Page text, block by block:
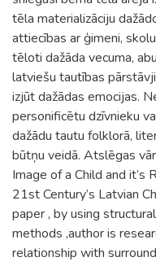
tēla materializāciju
attiecības ar ģimeni,
tēloti dažāda vecuma,
latviešu tautības
izjūt dažādas emocijas.
personificētu dzīvnieku
dažādu tautu folklorā,
būtņu veidā. Atslēgas
Image of a Child and
21st Century’s Latvian
paper , by using
methods ,author is
relationship with